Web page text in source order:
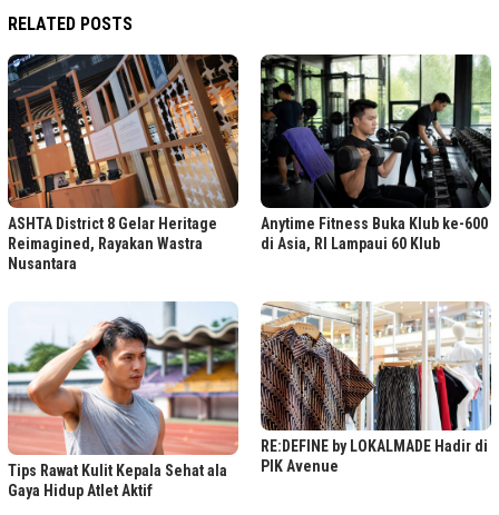
RELATED POSTS
ASHTA District 8 Gelar Heritage
Reimagined, Rayakan Wastra
Nusantara
Anytime Fitness Buka Klub ke-600
di Asia, RI Lampaui 60 Klub
Tips Rawat Kulit Kepala Sehat ala
Gaya Hidup Atlet Aktif
RE:DEFINE by LOKALMADE Hadir di
PIK Avenue